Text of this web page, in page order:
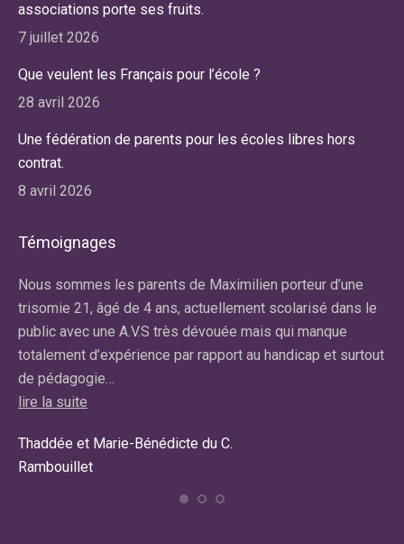
associations porte ses fruits.
7 juillet 2026
Que veulent les Français pour l’école ?
28 avril 2026
Une fédération de parents pour les écoles libres hors
contrat.
8 avril 2026
Témoignages
Nous sommes les parents de Maximilien porteur d’une
trisomie 21, âgé de 4 ans, actuellement scolarisé dans le
public avec une A.V.S très dévouée mais qui manque
totalement d’expérience par rapport au handicap et surtout
de pédagogie…
lire la suite
Thaddée et Marie-Bénédicte du C.
Rambouillet